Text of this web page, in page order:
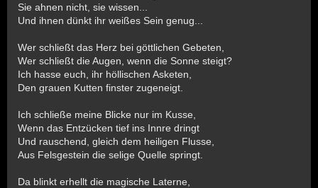
Sie ahnen nicht, sie wissen...
Und ihnen dünkt ihr weißes Sein genug...
Wer schließt das Herz bei göttlichen Gebeten,
Wer schließt die Augen, wenn die Sonne steigt?
Ich hasse euch, ihr höllischen Asketen,
Den grauen Kutten finster zugeneigt.
Ich schließe meine Blicke nur im Kusse,
Wenn das Entzücken tief ins Innre dringt
Und rauschend, gleich dem heiligen Flusse,
Aus Felsgestein die selige Quelle springt.
Da blinkt erhellt die magische Laterne,